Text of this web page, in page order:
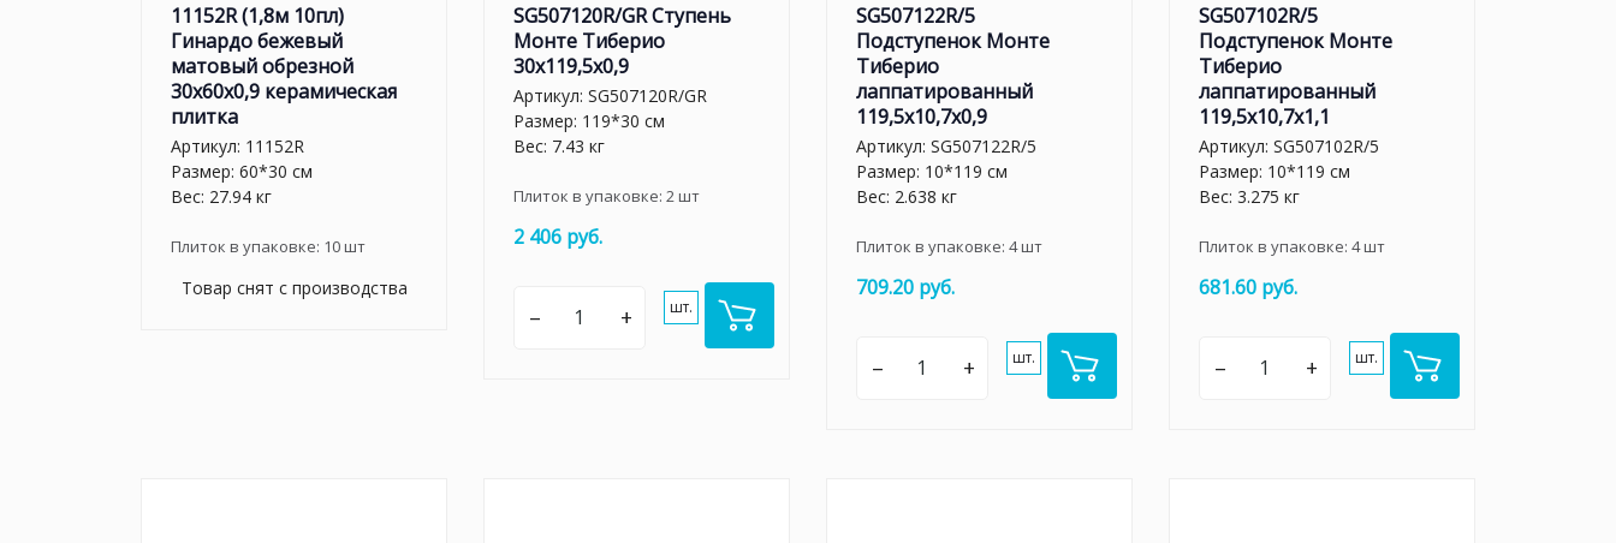
11152R (1,8м 10пл)
Гинардо бежевый
матовый обрезной
30x60x0,9 керамическая
плитка
Артикул: 11152R
Размер: 60*30 см
Вес: 27.94 кг
Плиток в упаковке: 10шт
Товар снят с производства
SG507120R/GR Ступень
Монте Тиберио
30x119,5x0,9
Артикул: SG507120R/GR
Размер: 119*30 см
Вес: 7.43 кг
Плиток в упаковке: 2шт
2 406 руб.
– + шт.
SG507122R/5
Подступенок Монте
Тиберио
лаппатированный
119,5x10,7x0,9
Артикул: SG507122R/5
Размер: 10*119 см
Вес: 2.638 кг
Плиток в упаковке: 4шт
709.20 руб.
– + шт.
SG507102R/5
Подступенок Монте
Тиберио
лаппатированный
119,5x10,7x1,1
Артикул: SG507102R/5
Размер: 10*119 см
Вес: 3.275 кг
Плиток в упаковке: 4шт
681.60 руб.
– + шт.